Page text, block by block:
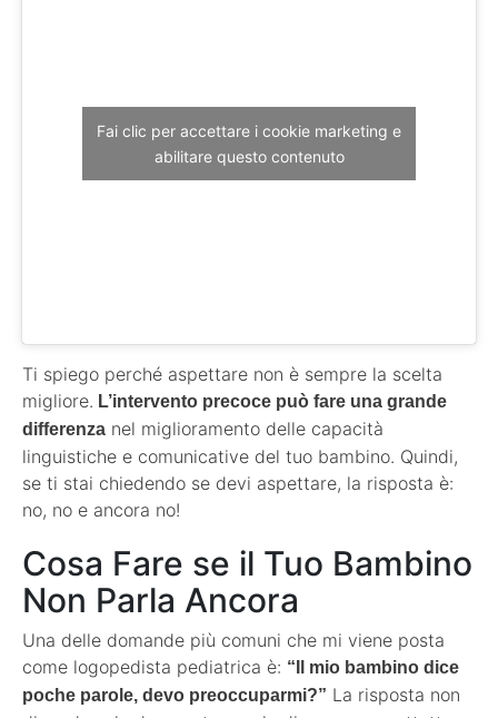
Fai clic per accettare i cookie marketing e
abilitare questo contenuto
Ti spiego perché aspettare non è sempre la scelta
migliore. L’intervento precoce può fare una grande
differenza nel miglioramento delle capacità
linguistiche e comunicative del tuo bambino. Quindi,
se ti stai chiedendo se devi aspettare, la risposta è:
no, no e ancora no!
Cosa Fare se il Tuo Bambino
Non Parla Ancora
Una delle domande più comuni che mi viene posta
come logopedista pediatrica è: “Il mio bambino dice
poche parole, devo preoccuparmi?” La risposta non